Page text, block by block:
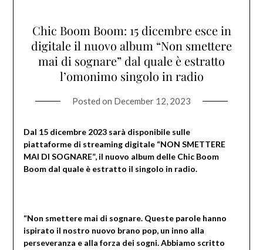
Chic Boom Boom: 15 dicembre esce in
digitale il nuovo album “Non smettere
mai di sognare” dal quale è estratto
l’omonimo singolo in radio
Posted on December 12, 2023
Dal 15 dicembre 2023 sarà disponibile sulle
piattaforme di streaming digitale “NON SMETTERE
MAI DI SOGNARE”, il nuovo album delle Chic Boom
Boom dal quale è estratto il singolo in radio.
“Non smettere mai di sognare. Queste parole hanno
ispirato il nostro nuovo brano pop, un inno alla
perseveranza e alla forza dei sogni. Abbiamo scritto